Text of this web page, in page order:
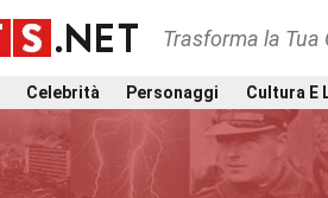
Trasforma la Tua
Celebrità Personaggi Cultura E